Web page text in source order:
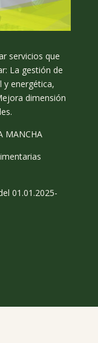
servicios que
La gestión de
y energética,
dimensión
MANCHA
01.01.2025-